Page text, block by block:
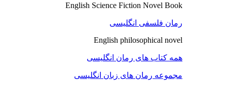
English Science Fiction Novel Book
رمان فلسفی انگلیسی
English philosophical novel
همه کتاب های رمان انگلیسی
مجموعه رمان های زبان انگلیسی